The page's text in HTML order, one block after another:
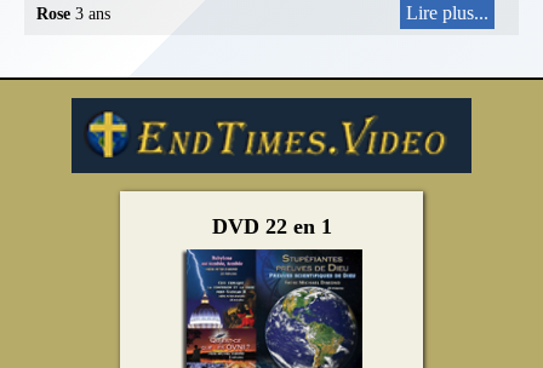
Rose 3 ans Lire plus...
DVD 22 en 1